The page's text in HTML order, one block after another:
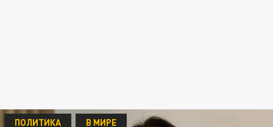
ПОЛИТИКА В МИРЕ